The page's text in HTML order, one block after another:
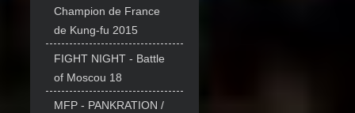
Champion de France
de Kung-fu 2015
FIGHT NIGHT - Battle
of Moscou 18
MFP - PANKRATION /